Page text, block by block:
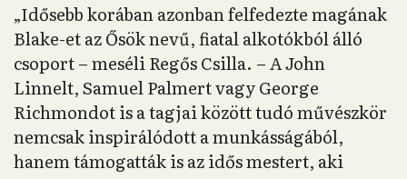
„Idősebb korában azonban felfedezte magának
Blake-et az Ősök nevű, fiatal alkotókból álló
csoport – meséli Regős Csilla. – A John
Linnelt, Samuel Palmert vagy George
Richmondot is a tagjai között tudó művészkör
nemcsak inspirálódott a munkásságából,
hanem támogatták is az idős mestert, aki